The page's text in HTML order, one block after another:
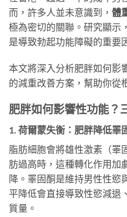
而，許多人並未意識到， 體
極為密切的關聯。研究顯示
是導致勃起功能障礙的重要
本文將深入分析肥胖如何影
的減重改善方案，幫助你從
肥胖如何影響性功能？
1. 荷爾蒙失衡：肥胖降低睪
脂肪細胞會將雄性激素（睪
肪過高時，這種轉化作用加
降。睪固酮是維持男性性慾
平降低會直接導致性慾減退
質量。